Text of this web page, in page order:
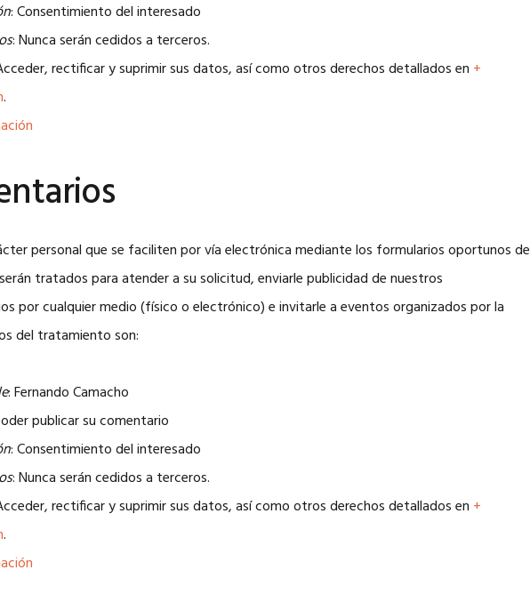
: Consentimiento del interesado
: Nunca serán cedidos a terceros.
rectificar y suprimir sus datos, así como otros derechos detallados en +
.
personal que se faciliten por vía electrónica mediante los formularios oportunos de
tratados para atender a su solicitud, enviarle publicidad de nuestros
por cualquier medio (físico o electrónico) e invitarle a eventos organizados por la
del tratamiento son:
: Fernando Camacho
publicar su comentario
: Consentimiento del interesado
: Nunca serán cedidos a terceros.
rectificar y suprimir sus datos, así como otros derechos detallados en +
.